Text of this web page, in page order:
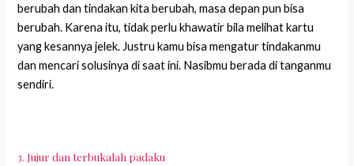
berubah dan tindakan kita berubah, masa depan pun bisa
berubah. Karena itu, tidak perlu khawatir bila melihat kartu
yang kesannya jelek. Justru kamu bisa mengatur tindakanmu
dan mencari solusinya di saat ini. Nasibmu berada di tanganmu
sendiri.
3. Jujur dan terbukalah padaku